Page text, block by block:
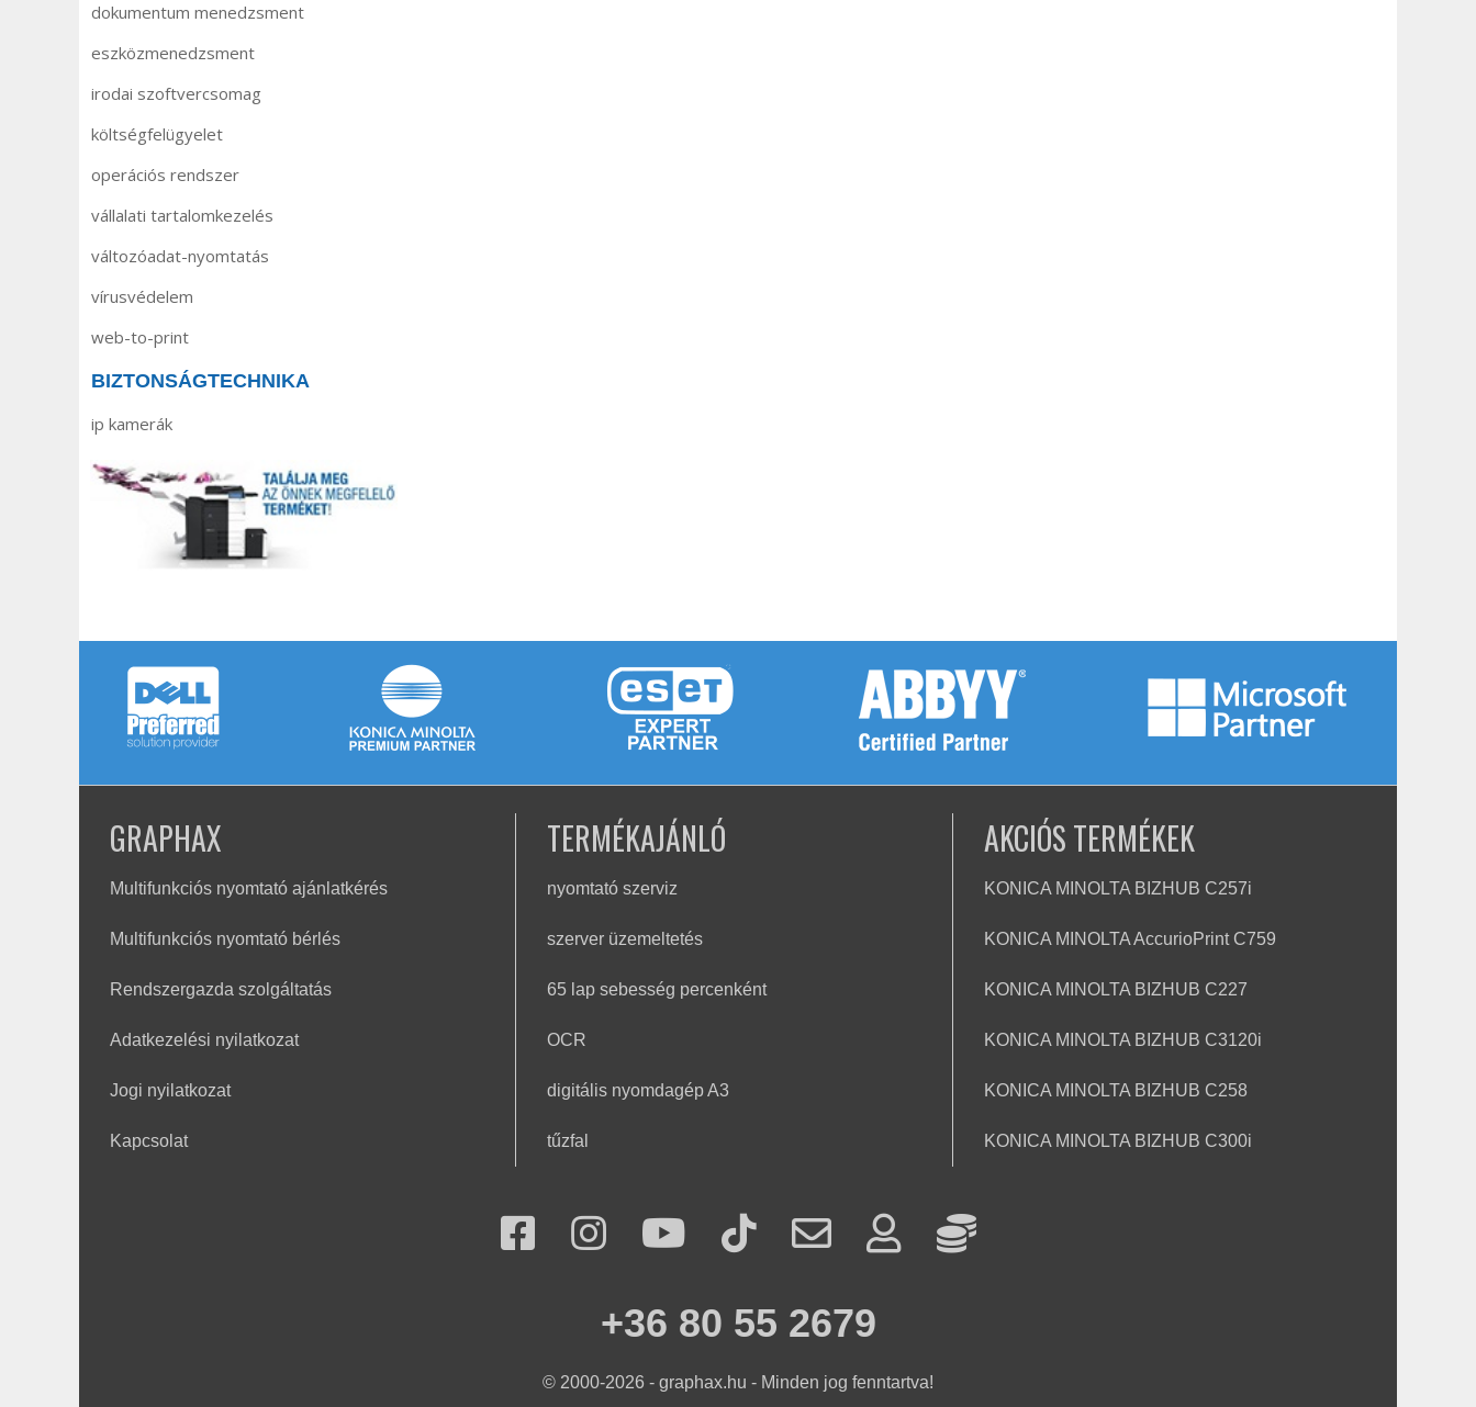
dokumentum menedzsment
eszközmenedzsment
irodai szoftvercsomag
költségfelügyelet
operációs rendszer
vállalati tartalomkezelés
változóadat-nyomtatás
vírusvédelem
web-to-print
BIZTONSÁGTECHNIKA
ip kamerák
GRAPHAX
Multifunkciós nyomtató ajánlatkérés
Multifunkciós nyomtató bérlés
Rendszergazda szolgáltatás
Adatkezelési nyilatkozat
Jogi nyilatkozat
Kapcsolat
TERMÉKAJÁNLÓ
nyomtató szerviz
szerver üzemeltetés
65 lap sebesség percenként
OCR
digitális nyomdagép A3
tűzfal
AKCIÓS TERMÉKEK
KONICA MINOLTA BIZHUB C257i
KONICA MINOLTA AccurioPrint C759
KONICA MINOLTA BIZHUB C227
KONICA MINOLTA BIZHUB C3120i
KONICA MINOLTA BIZHUB C258
KONICA MINOLTA BIZHUB C300i
+36 80 55 2679
© 2000-2026 - graphax.hu - Minden jog fenntartva!